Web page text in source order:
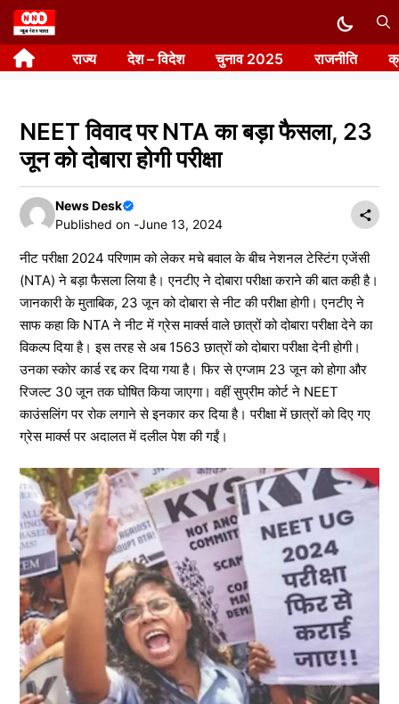
Skip
to
content राज्य देश – विदेश चुनाव 2025 राजनीति
NEET विवाद पर NTA का बड़ा फैसला, 23
जून को दोबारा होगी परीक्षा
News Desk
Published on -June 13, 2024
नीट परीक्षा 2024 परिणाम को लेकर मचे बवाल के बीच नेशनल टेस्टिंग एजेंसी
(NTA) ने बड़ा फैसला लिया है। एनटीए ने दोबारा परीक्षा कराने की बात कही है।
जानकारी के मुताबिक, 23 जून को दोबारा से नीट की परीक्षा होगी। एनटीए ने
साफ कहा कि NTA ने नीट में ग्रेस मार्क्स वाले छात्रों को दोबारा परीक्षा देने का
विकल्प दिया है। इस तरह से अब 1563 छात्रों को दोबारा परीक्षा देनी होगी।
उनका स्कोर कार्ड रद्द कर दिया गया है। फिर से एग्जाम 23 जून को होगा और
रिजल्ट 30 जून तक घोषित किया जाएगा। वहीं सुप्रीम कोर्ट ने NEET
काउंसलिंग पर रोक लगाने से इनकार कर दिया है। परीक्षा में छात्रों को दिए गए
ग्रेस मार्क्स पर अदालत में दलील पेश की गईं।